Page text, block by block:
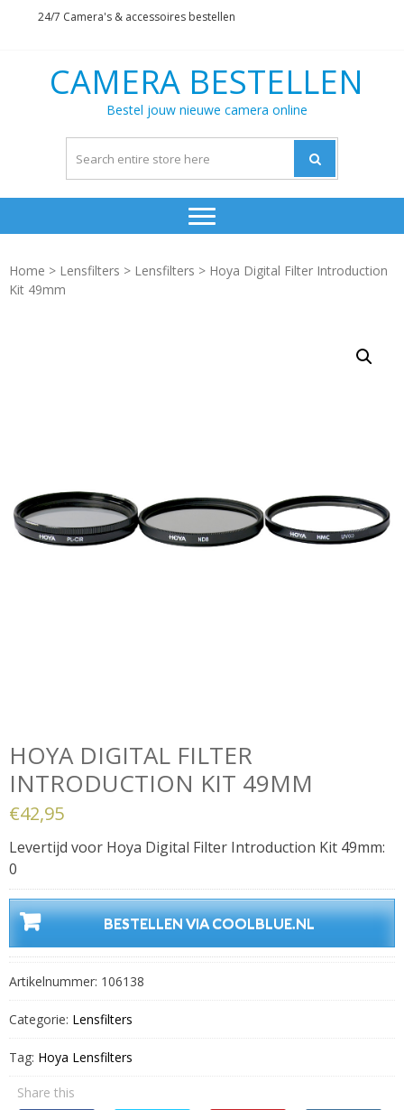
24/7 Camera's & accessoires bestellen
CAMERA BESTELLEN
Bestel jouw nieuwe camera online
Home > Lensfilters > Lensfilters > Hoya Digital Filter Introduction
Kit 49mm
HOYA DIGITAL FILTER
INTRODUCTION KIT 49MM
€42,95
Levertijd voor Hoya Digital Filter Introduction Kit 49mm:
0
BESTELLEN VIA COOLBLUE.NL
Artikelnummer: 106138
Categorie: Lensfilters
Tag: Hoya Lensfilters
Share this